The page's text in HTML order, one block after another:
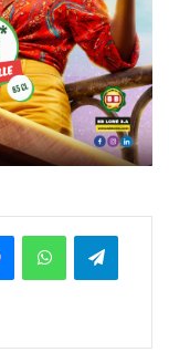
MessengerWhatsAppTelegram